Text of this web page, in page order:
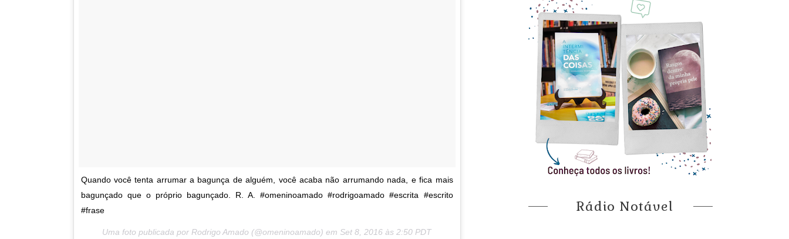
Quando você tenta arrumar a bagunça de alguém, você acaba não arrumando nada, e fica mais
bagunçado que o próprio bagunçado. R. A. #omeninoamado #rodrigoamado #escrita #escrito
#frase
Uma foto publicada por Rodrigo Amado (@omeninoamado) em Set 8, 2016 às 2:50 PDT
Rádio Notável